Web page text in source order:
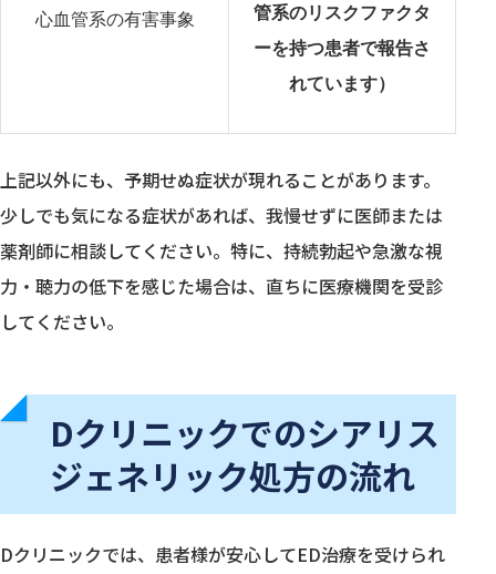
心血管系の有害事象
管系のリスクファクタ
ーを持つ患者で報告さ
れています）
上記以外にも、予期せぬ症状が現れることがあります。
少しでも気になる症状があれば、我慢せずに医師または
薬剤師に相談してください。特に、持続勃起や急激な視
力・聴力の低下を感じた場合は、直ちに医療機関を受診
してください。
Dクリニックでのシアリス
ジェネリック処方の流れ
Dクリニックでは、患者様が安心してED治療を受けられ